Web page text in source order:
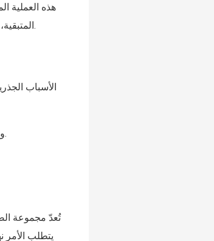
هذه العملية
المتبقية، التي تعمل كمُلَيِّنات، إلى انخفاض كبير في الخصائص الميكانيكية النهائية للمادة، مما يُسبب زيادة مفاجئة في قوة الضغط.
الأسباب
: اختر البوليولات المرنة، واعمل على موازنة أنواع الإيزوسيانات وقيمة R، واستخدم المواد المضافة بحذر.
تُعدّ مجموعة
يتطلب الأمر